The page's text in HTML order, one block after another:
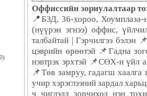
Оффиссийн зориулалтаар
📍БЗД, 36-хороо, Хоумплаза-
(нүүрэн эгнээ) оффис,
талбайтай | Гэрчилгээ бэлэн
цэврийн өрөөтэй 📌Гадна
нэвтрэх эрхтэй 📌СӨХ-н үйл
📌Төв замруу, гадагш
учир хэрэглээний зардал
ч чиглэлд зорчиход нэн